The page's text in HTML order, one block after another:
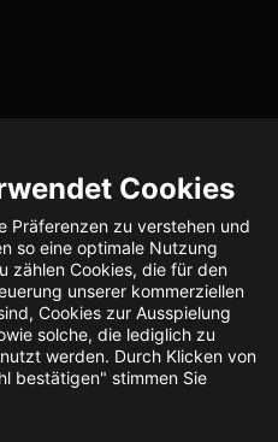
KONTAKT
E-Mail senden
Cookies
Präferenzen zu verstehen und
so eine optimale Nutzung
zählen Cookies, die für den
unserer kommerziellen
Cookies zur Ausspielung
solche, die lediglich zu
werden. Durch Klicken von
bestätigen" stimmen Sie